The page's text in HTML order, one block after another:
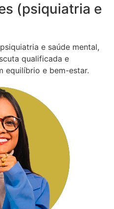
(psiquiatria e
e saúde mental,
qualificada e
equilíbrio e bem-estar.